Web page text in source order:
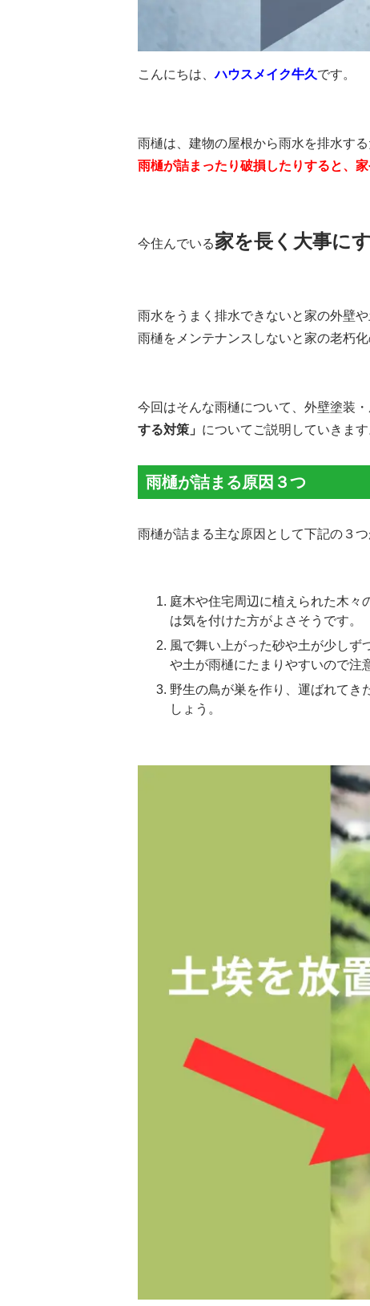
こんにちは、ハウスメイク牛久です。
雨樋は、建物の屋根から雨水を排水す
雨樋が詰まったり破損したりすると、
今住んでいる家を長く大事に
雨水をうまく排水できないと家の外壁
雨樋をメンテナンスしないと家の老朽
今回はそんな雨樋について、外壁塗装・
する対策」 についてご説明していきます
雨樋が詰まる原因３つ
雨樋が詰まる主な原因として下記の３つ
庭木や住宅周辺に植えられた木々
は気を付けた方がよさそうです。
風で舞い上がった砂や土が少しず
や土が雨樋にたまりやすいので注
野生の鳥が巣を作り、運ばれてき
しょう。